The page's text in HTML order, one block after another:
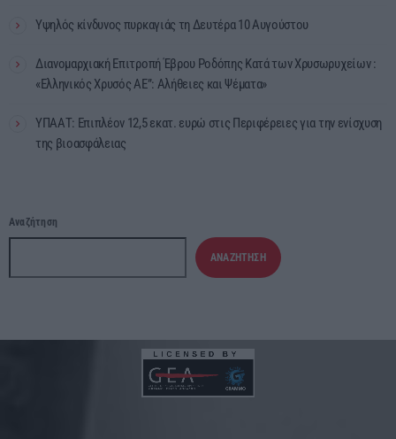
Υψηλός κίνδυνος πυρκαγιάς τη Δευτέρα 10 Αυγούστου
Διανομαρχιακή Επιτροπή Έβρου Ροδόπης Κατά των Χρυσωρυχείων :
«Ελληνικός Χρυσός ΑΕ”: Αλήθειες και Ψέματα»
ΥΠΑΑΤ: Επιπλέον 12,5 εκατ. ευρώ στις Περιφέρειες για την ενίσχυση
της βιοασφάλειας
Αναζήτηση
ΑΝΑΖΉΤΗΣΗ